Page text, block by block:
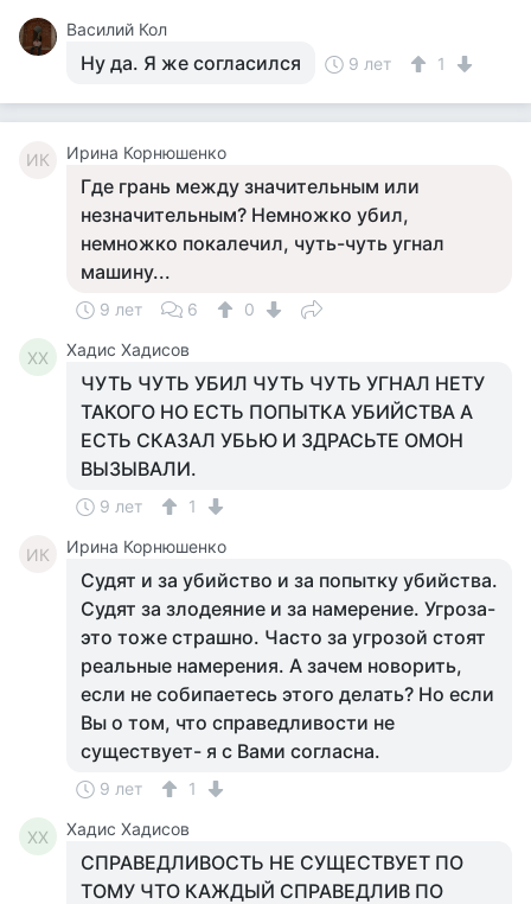
Василий Кол
Ну да. Я же согласился 9 лет 1
ИК Ирина Корнюшенко
Где грань между значительным или
незначительным? Немножко убил,
немножко покалечил, чуть-чуть угнал
машину...
9 лет 6 0
ХХ Хадис Хадисов
ЧУТЬ ЧУТЬ УБИЛ ЧУТЬ ЧУТЬ УГНАЛ НЕТУ
ТАКОГО НО ЕСТЬ ПОПЫТКА УБИЙСТВА А
ЕСТЬ СКАЗАЛ УБЬЮ И ЗДРАСЬТЕ ОМОН
ВЫЗЫВАЛИ.
9 лет 1
ИК Ирина Корнюшенко
Судят и за убийство и за попытку убийства.
Судят за злодеяние и за намерение. Угроза-
это тоже страшно. Часто за угрозой стоят
реальные намерения. А зачем новорить,
если не собипаетесь этого делать? Но если
Вы о том, что справедливости не
существует- я с Вами согласна.
9 лет 1
ХХ Хадис Хадисов
СПРАВЕДЛИВОСТЬ НЕ СУЩЕСТВУЕТ ПО
ТОМУ ЧТО КАЖДЫЙ СПРАВЕДЛИВ ПО